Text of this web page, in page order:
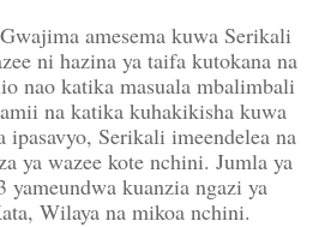
amesema kuwa Serikali
ni hazina ya taifa kutokana na
nao katika masuala mbalimbali
na katika kuhakikisha kuwa
Serikali imeendelea na
ya wazee kote nchini. Jumla ya
yameundwa kuanzia ngazi ya
Wilaya na mikoa nchini.